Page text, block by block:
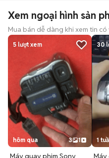
Xem ngoại hình sản
Mua bán dễ dàng khi xem tin có
5 lượt xem
hôm qua 3 1
Máy quay phim Sony
30
1
Máy